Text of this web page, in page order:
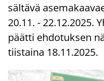
säl­tä­vä
20.11. - 22.12.2025.
päät­ti eh­do­tuk­sen
tiis­tai­na 18.11.2025.